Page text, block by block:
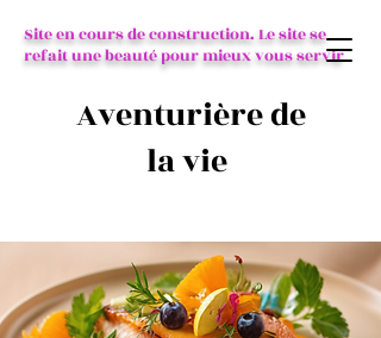
Aventurière de
la vie
Site en cours de construction. Le site se
refait une beauté pour mieux vous servir